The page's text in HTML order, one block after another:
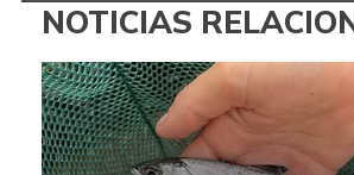
NOTICIAS